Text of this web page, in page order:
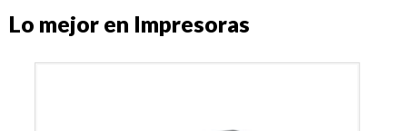
Lo mejor en Impresoras